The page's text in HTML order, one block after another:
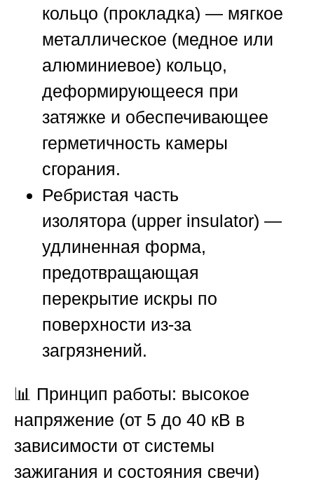
кольцо (прокладка) — мягкое
металлическое (медное или
алюминиевое) кольцо,
деформирующееся при
затяжке и обеспечивающее
герметичность камеры
сгорания.
Ребристая часть
изолятора (upper insulator) —
удлиненная форма,
предотвращающая
перекрытие искры по
поверхности из-за
загрязнений.
📊 Принцип работы: высокое
напряжение (от 5 до 40 кВ в
зависимости от системы
зажигания и состояния свечи)